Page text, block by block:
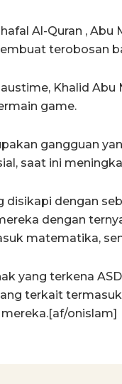
Al-Quran ,
terobosan
Khalid
game.
gangguan
saat ini
disikapi dengan
dengan
matematika,
yang terkena
terkait
onislam]